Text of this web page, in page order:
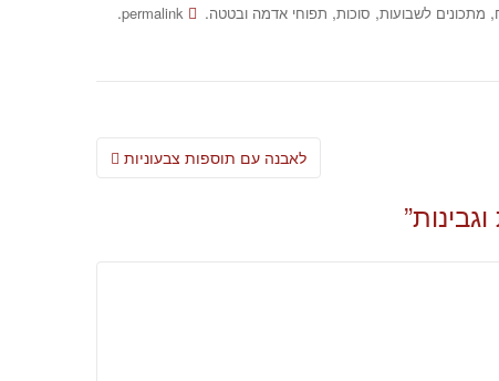
, מתכונים לשבועות, סוכות, תפוחי אדמה ובטטה.
permalink
.
Post
לאבנה עם תוספות צבעוניות
”